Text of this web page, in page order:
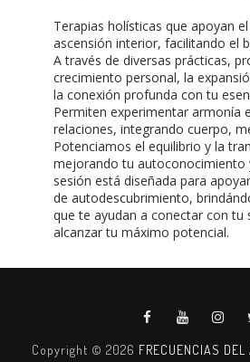
Terapias holísticas que apoyan
ascensión interior, facilitando el
A través de diversas prácticas,
crecimiento personal, la
la conexión profunda con tu
Permiten experimentar armonía
relaciones, integrando cuerpo,
Potenciamos el equilibrio y la
mejorando tu autoconocimiento
sesión está diseñada para
de autodescubrimiento,
que te ayudan a conectar con tu
alcanzar tu máximo potencial.
Copyright © 2026 FRECUENCIAS